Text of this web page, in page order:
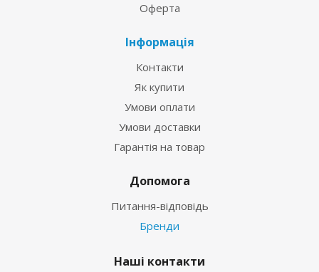
Оферта
Інформація
Контакти
Як купити
Умови оплати
Умови доставки
Гарантія на товар
Допомога
Питання-відповідь
Бренди
Наші контакти